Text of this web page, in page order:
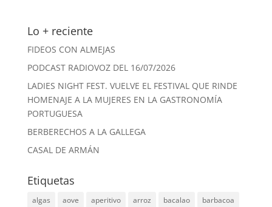
Lo + reciente
FIDEOS CON ALMEJAS
PODCAST RADIOVOZ DEL 16/07/2026
LADIES NIGHT FEST. VUELVE EL FESTIVAL QUE RINDE
HOMENAJE A LA MUJERES EN LA GASTRONOMÍA
PORTUGUESA
BERBERECHOS A LA GALLEGA
CASAL DE ARMÁN
Etiquetas
algas aove aperitivo arroz bacalao
barbacoa